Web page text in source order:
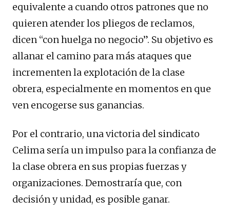
equivalente a cuando otros patrones que no
quieren atender los pliegos de reclamos,
dicen “con huelga no negocio”. Su objetivo es
allanar el camino para más ataques que
incrementen la explotación de la clase
obrera, especialmente en momentos en que
ven encogerse sus ganancias.
Por el contrario, una victoria del sindicato
Celima sería un impulso para la confianza de
la clase obrera en sus propias fuerzas y
organizaciones. Demostraría que, con
decisión y unidad, es posible ganar.